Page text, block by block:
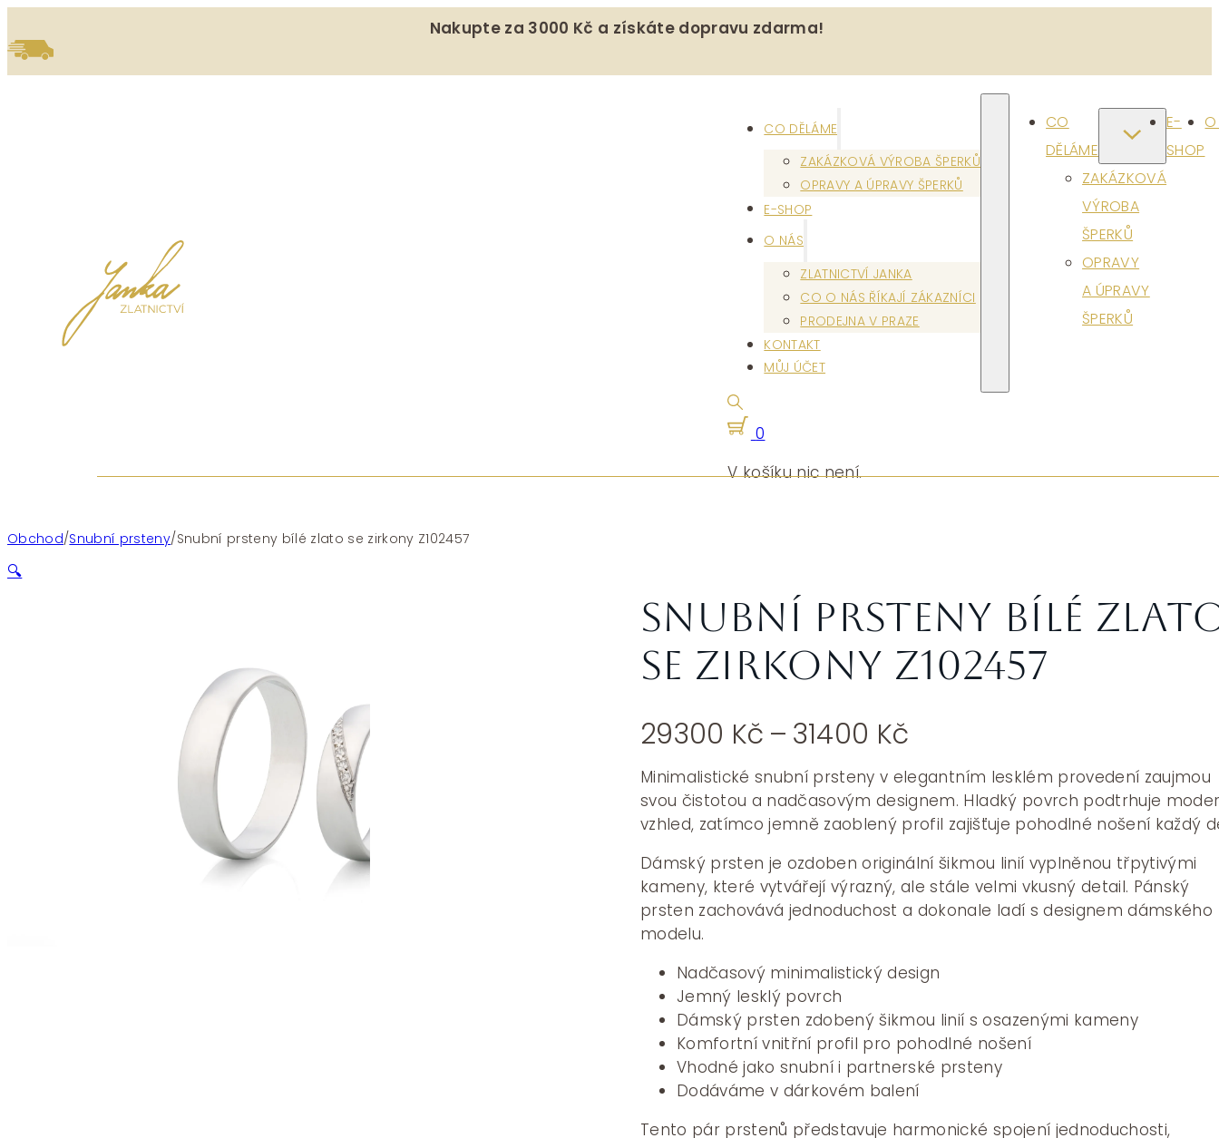
Nakupte za 3000 Kč a získáte dopravu zdarma!
CO DĚLÁME
ZAKÁZKOVÁ VÝROBA ŠPERKŮ
OPRAVY A ÚPRAVY ŠPERKŮ
E-SHOP
O NÁS
ZLATNICTVÍ JANKA
CO O NÁS ŘÍKAJÍ ZÁKAZNÍCI
PRODEJNA V PRAZE
KONTAKT
MŮJ ÚČET
CO
DĚLÁME
ZAKÁZKOVÁ
VÝROBA
ŠPERKŮ
OPRAVY
A ÚPRAVY
ŠPERKŮ
E-
SHOP
0
V košíku nic není.
Obchod/Snubní prsteny/Snubní prsteny bílé zlato se zirkony Z102457
🔍
Snubní prsteny bílé
se zirkony Z102457
29300 Kč – 31400 Kč
29300 Kč
až
31400 Kč
Minimalistické snubní prsteny v elegantním lesklém provedení zaujmou
svou čistotou a nadčasovým designem. Hladký povrch podtrhuje
vzhled, zatímco jemně zaoblený profil zajišťuje pohodlné nošení každý
Dámský prsten je ozdoben originální šikmou linií vyplněnou třpytivými
kameny, které vytvářejí výrazný, ale stále velmi vkusný detail. Pánský
prsten zachovává jednoduchost a dokonale ladí s designem dámského
modelu.
Nadčasový minimalistický design
Jemný lesklý povrch
Dámský prsten zdobený šikmou linií s osazenými kameny
Komfortní vnitřní profil pro pohodlné nošení
Vhodné jako snubní i partnerské prsteny
Dodáváme v dárkovém balení
Tento pár prstenů představuje harmonické spojení jednoduchosti,